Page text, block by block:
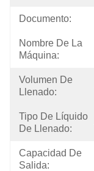
Documento:
Nombre De La
Máquina:
Volumen De
Llenado:
Tipo De Líquido
De Llenado:
Capacidad De
Salida: